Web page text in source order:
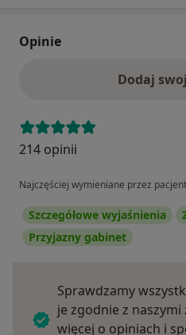
Opinie
Dodaj
214 opinii
Najczęściej wymieniane przez
Szczegółowe wyjaśnienia
Przyjazny gabinet
Sprawdzamy
je zgodnie z
więcej o opiniach i